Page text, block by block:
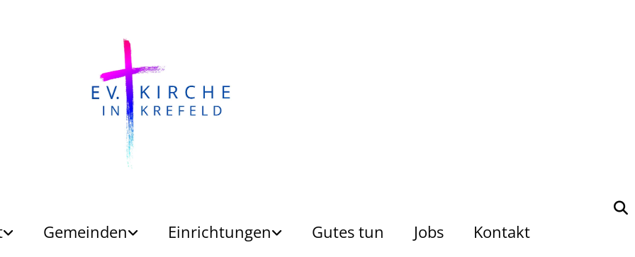
Gemeinden Einrichtungen Gutes tun Jobs Kontakt